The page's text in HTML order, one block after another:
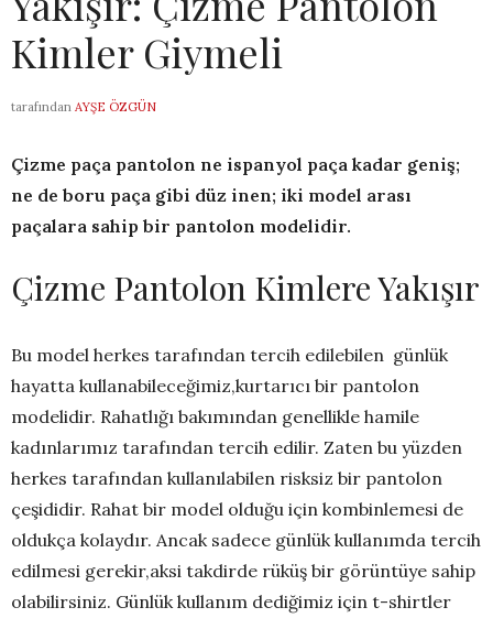
Kimler Giymeli
tarafından AYŞE ÖZGÜN
Çizme paça pantolon ne ispanyol paça kadar geniş;
ne de boru paça gibi düz inen; iki model arası
paçalara sahip bir pantolon modelidir.
Çizme Pantolon Kimlere Yakışır
Bu model herkes tarafından tercih edilebilen günlük
hayatta kullanabileceğimiz,kurtarıcı bir pantolon
modelidir. Rahatlığı bakımından genellikle hamile
kadınlarımız tarafından tercih edilir. Zaten bu yüzden
herkes tarafından kullanılabilen risksiz bir pantolon
çeşididir. Rahat bir model olduğu için kombinlemesi de
oldukça kolaydır. Ancak sadece günlük kullanımda tercih
edilmesi gerekir,aksi takdirde rüküş bir görüntüye sahip
olabilirsiniz. Günlük kullanım dediğimiz için t-shirtler